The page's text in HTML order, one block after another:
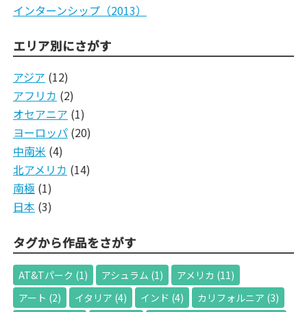
インターンシップ（2013）
エリア別にさがす
アジア (12)
アフリカ (2)
オセアニア (1)
ヨーロッパ(20)
中南米 (4)
北アメリカ (14)
南極 (1)
日本 (3)
タグから作品をさがす
AT&Tパーク (1) アシュラム (1) アメリカ (11)
アート (2) イタリア (4) インド (4) カリフォルニア (3)